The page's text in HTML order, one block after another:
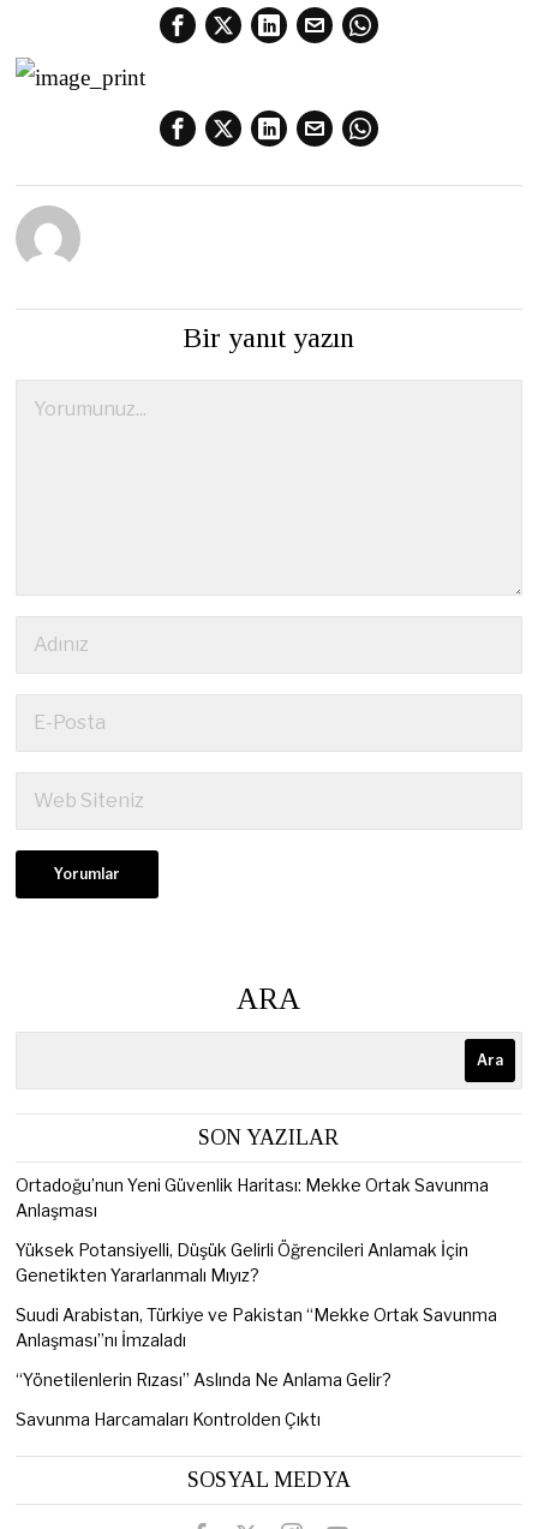
Bir yanıt yazın
ARA
Ara
SON YAZILAR
Ortadoğu’nun Yeni Güvenlik Haritası: Mekke Ortak Savunma
Anlaşması
Yüksek Potansiyelli, Düşük Gelirli Öğrencileri Anlamak İçin
Genetikten Yararlanmalı Mıyız?
Suudi Arabistan, Türkiye ve Pakistan “Mekke Ortak Savunma
Anlaşması”nı İmzaladı
“Yönetilenlerin Rızası” Aslında Ne Anlama Gelir?
Savunma Harcamaları Kontrolden Çıktı
SOSYAL MEDYA